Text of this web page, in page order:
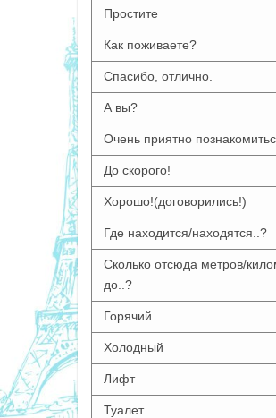
Простите
Как поживаете?
Спасибо, отлично.
А вы?
Очень приятно
До скорого!
Хорошo!(договорились!)
Где находится/находятся..?
Сколько отсюда метров/
до..?
Горячий
Холодный
Лифт
Туалет